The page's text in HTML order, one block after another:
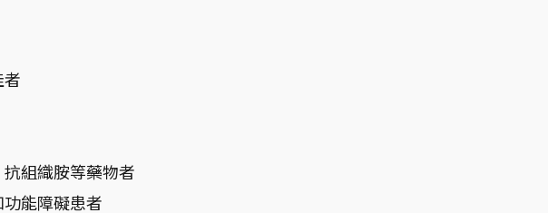
組織胺等藥物者
能障礙患者